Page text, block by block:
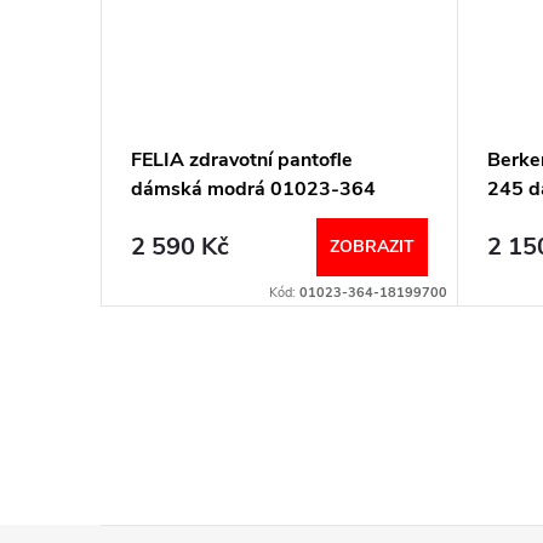
FELIA zdravotní pantofle
dámská modrá 01023-364
2 590 Kč ZOBRAZIT
Kód: 01023-364-18199700
245
2